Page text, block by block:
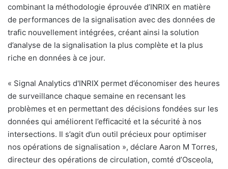
combinant la méthodologie éprouvée d’INRIX en matière
de performances de la signalisation avec des données de
trafic nouvellement intégrées, créant ainsi la solution
d’analyse de la signalisation la plus complète et la plus
riche en données à ce jour.
« Signal Analytics d'INRIX permet d’économiser des heures
de surveillance chaque semaine en recensant les
problèmes et en permettant des décisions fondées sur les
données qui améliorent l’efficacité et la sécurité à nos
intersections. Il s’agit d’un outil précieux pour optimiser
nos opérations de signalisation », déclare Aaron M Torres,
directeur des opérations de circulation, comté d’Osceola,